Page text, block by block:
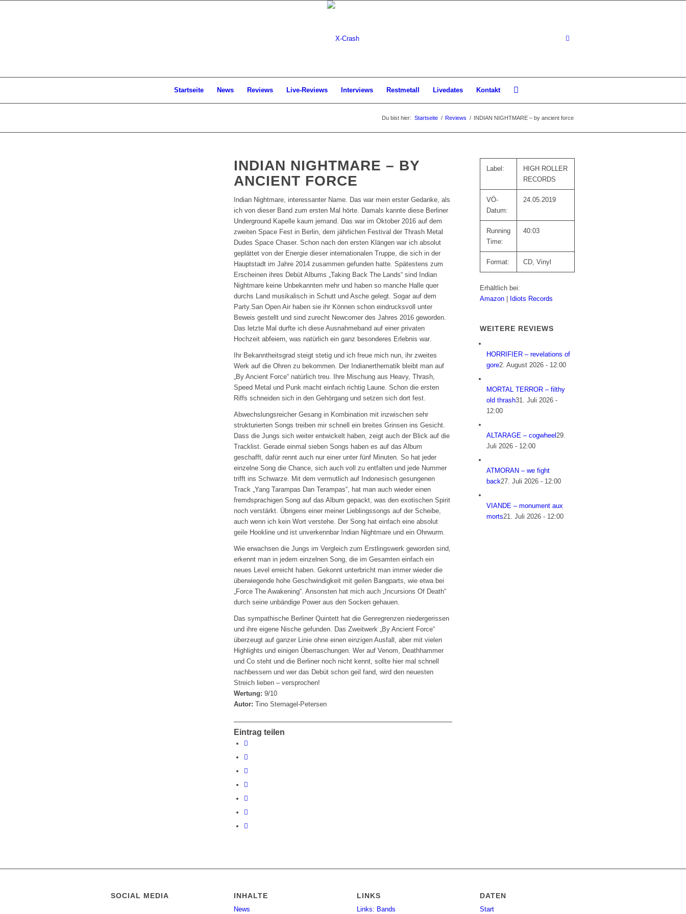
Startseite News Reviews Live-Reviews Interviews Restmetall Livedates Kontakt
Du bist hier: Startseite / Reviews / INDIAN NIGHTMARE – by ancient force
INDIAN NIGHTMARE – BY
ANCIENT FORCE
Indian Nightmare, interessanter Name. Das war mein erster Gedanke, als
ich von dieser Band zum ersten Mal hörte. Damals kannte diese Berliner
Underground Kapelle kaum jemand. Das war im Oktober 2016 auf dem
zweiten Space Fest in Berlin, dem jährlichen Festival der Thrash Metal
Dudes Space Chaser. Schon nach den ersten Klängen war ich absolut
geplättet von der Energie dieser internationalen Truppe, die sich in der
Hauptstadt im Jahre 2014 zusammen gefunden hatte. Spätestens zum
Erscheinen ihres Debüt Albums „Taking Back The Lands“ sind Indian
Nightmare keine Unbekannten mehr und haben so manche Halle quer
durchs Land musikalisch in Schutt und Asche gelegt. Sogar auf dem
Party.San Open Air haben sie ihr Können schon eindrucksvoll unter
Beweis gestellt und sind zurecht Newcomer des Jahres 2016 geworden.
Das letzte Mal durfte ich diese Ausnahmeband auf einer privaten
Hochzeit abfeiern, was natürlich ein ganz besonderes Erlebnis war.
Ihr Bekanntheitsgrad steigt stetig und ich freue mich nun, ihr zweites
Werk auf die Ohren zu bekommen. Der Indianerthematik bleibt man auf
„By Ancient Force“ natürlich treu. Ihre Mischung aus Heavy, Thrash,
Speed Metal und Punk macht einfach richtig Laune. Schon die ersten
Riffs schneiden sich in den Gehörgang und setzen sich dort fest.
Abwechslungsreicher Gesang in Kombination mit inzwischen sehr
strukturierten Songs treiben mir schnell ein breites Grinsen ins Gesicht.
Dass die Jungs sich weiter entwickelt haben, zeigt auch der Blick auf die
Tracklist. Gerade einmal sieben Songs haben es auf das Album
geschafft, dafür rennt auch nur einer unter fünf Minuten. So hat jeder
einzelne Song die Chance, sich auch voll zu entfalten und jede Nummer
trifft ins Schwarze. Mit dem vermutlich auf Indonesisch gesungenen
Track „Yang Tarampas Dan Terampas“, hat man auch wieder einen
fremdsprachigen Song auf das Album gepackt, was den exotischen Spirit
noch verstärkt. Übrigens einer meiner Lieblingssongs auf der Scheibe,
auch wenn ich kein Wort verstehe. Der Song hat einfach eine absolut
geile Hookline und ist unverkennbar Indian Nightmare und ein Ohrwurm.
Wie erwachsen die Jungs im Vergleich zum Erstlingswerk geworden sind,
erkennt man in jedem einzelnen Song, die im Gesamten einfach ein
neues Level erreicht haben. Gekonnt unterbricht man immer wieder die
überwiegende hohe Geschwindigkeit mit geilen Bangparts, wie etwa bei
„Force The Awakening“. Ansonsten hat mich auch „Incursions Of Death“
durch seine unbändige Power aus den Socken gehauen.
Das sympathische Berliner Quintett hat die Genregrenzen niedergerissen
und ihre eigene Nische gefunden. Das Zweitwerk „By Ancient Force“
überzeugt auf ganzer Linie ohne einen einzigen Ausfall, aber mit vielen
Highlights und einigen Überraschungen. Wer auf Venom, Deathhammer
und Co steht und die Berliner noch nicht kennt, sollte hier mal schnell
nachbessern und wer das Debüt schon geil fand, wird den neuesten
Streich lieben – versprochen!
Wertung: 9/10
Autor: Tino Sternagel-Petersen
Eintrag teilen
Label:
HIGH ROLLER
RECORDS
VÖ-
Datum:
24.05.2019
Running
Time:
40:03
Format: CD, Vinyl
Erhältlich bei:
Amazon
Idiots Records
WEITERE REVIEWS
HORRIFIER – revelations of
gore2. August 2026 - 12:00
MORTAL TERROR – filthy
old thrash31. Juli 2026 -
12:00
ALTARAGE – cogwheel29.
Juli 2026 - 12:00
ATMORAN – we fight
back27. Juli 2026 - 12:00
VIANDE – monument aux
morts21. Juli 2026 - 12:00
SOCIAL MEDIA INHALTE
News
LINKS
Links: Bands
DATEN
Start